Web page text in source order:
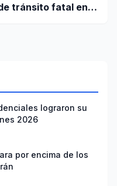
tránsito fatal en
lograron su
2026
por encima de los